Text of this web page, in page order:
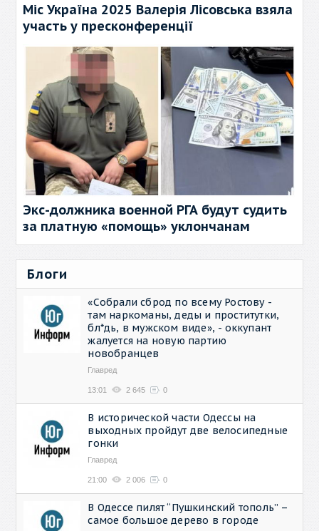
Міс Україна 2025 Валерія Лісовська взяла
участь у пресконференції
Экс-должника военной РГА будут судить
за платную «помощь» уклончанам
Блоги
«Собрали сброд по всему Ростову -
там наркоманы, деды и проститутки,
бл*дь, в мужском виде», - оккупант
жалуется на новую партию
новобранцев
Главред
13:01 2 645 0
В исторической части Одессы на
выходных пройдут две велосипедные
гонки
Главред
21:00 2 006 0
В Одессе пилят “Пушкинский тополь” –
самое большое дерево в городе